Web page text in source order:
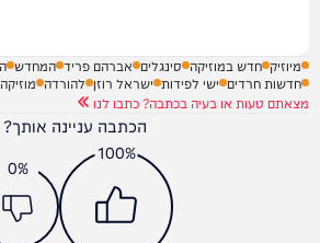
מיוזיק חדש במוזיקה סינגלים אברהם פריד המחדש
חדשות חרדים ישי לפידות ישראל רוזן להורדה
מצאתם טעות או בעיה בכתבה? כתבו לנו
הכתבה עניינה אותך?
100%
0%